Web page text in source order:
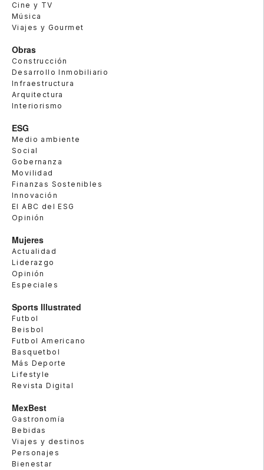
Cine y TV
Música
Viajes y Gourmet
Obras
Construcción
Desarrollo Inmobiliario
Infraestructura
Arquitectura
Interiorismo
ESG
Medio ambiente
Social
Gobernanza
Movilidad
Finanzas Sostenibles
Innovación
El ABC del ESG
Opinión
Mujeres
Actualidad
Liderazgo
Opinión
Especiales
Sports Illustrated
Futbol
Beisbol
Futbol Americano
Basquetbol
Más Deporte
Lifestyle
Revista Digital
MexBest
Gastronomía
Bebidas
Viajes y destinos
Personajes
Bienestar